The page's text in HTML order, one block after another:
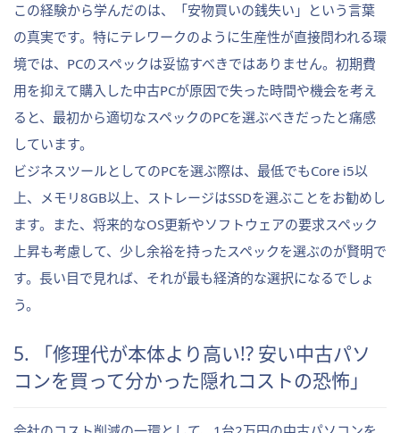
この経験から学んだのは、「安物買いの銭失い」という言葉
の真実です。特にテレワークのように生産性が直接問われる環
境では、PCのスペックは妥協すべきではありません。初期費
用を抑えて購入した中古PCが原因で失った時間や機会を考え
ると、最初から適切なスペックのPCを選ぶべきだったと痛感
しています。
ビジネスツールとしてのPCを選ぶ際は、最低でもCore i5以
上、メモリ8GB以上、ストレージはSSDを選ぶことをお勧めし
ます。また、将来的なOS更新やソフトウェアの要求スペック
上昇も考慮して、少し余裕を持ったスペックを選ぶのが賢明で
す。長い目で見れば、それが最も経済的な選択になるでしょ
う。
5. 「修理代が本体より高い!? 安い中古パソ
コンを買って分かった隠れコストの恐怖」